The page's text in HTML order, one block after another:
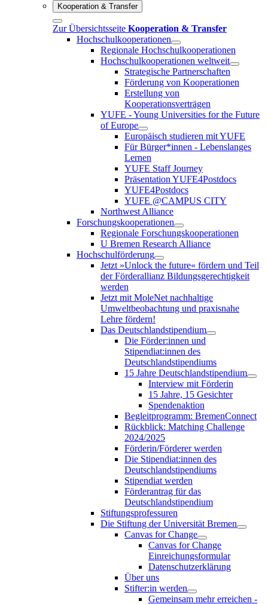
Kooperation & Transfer
Zur Übersichtsseite Kooperation & Transfer
Hochschulkooperationen
Regionale Hochschulkooperationen
Hochschulkooperationen weltweit
Strategische Partnerschaften
Förderung von Kooperationen
Erstellung von
Kooperationsverträgen
YUFE - Young Universities for the Future
of Europe
Europäisch studieren mit YUFE
Für Bürger*innen - Lebenslanges
Lernen
YUFE Staff Journey
Präsentation YUFE4Postdocs
YUFE4Postdocs
YUFE @CAMPUS CITY
Northwest Alliance
Forschungskooperationen
Regionale Forschungskooperationen
U Bremen Research Alliance
Hochschulförderung
Jetzt »Unlock the future« fördern und Teil
der Förderallianz Bildungsgerechtigkeit
werden
Jetzt mit MoleNet nachhaltige
Umweltbeobachtung und praxisnahe
Lehre fördern!
Das Deutschlandstipendium
Die Förder:innen und
Stipendiat:innen des
Deutschlandstipendiums
15 Jahre Deutschlandstipendium
Interview mit Förderin
15 Jahre, 15 Gesichter
Spendenaktion
Begleitprogramm: BremenConnect
Rückblick: Matching Challenge
2024/2025
Förderin/Förderer werden
Die Stipendiat:innen des
Deutschlandstipendiums
Stipendiat werden
Förderantrag für das
Deutschlandstipendium
Stiftungsprofessuren
Die Stiftung der Universität Bremen
Canvas for Change
Canvas for Change
Einreichungsformular
Datenschutzerklärung
Über uns
Stifter:in werden
Gemeinsam mehr erreichen -